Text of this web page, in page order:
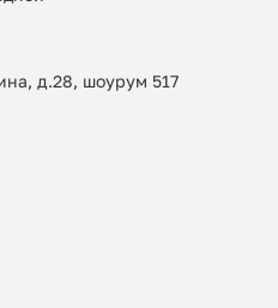
д.28, шоурум 517